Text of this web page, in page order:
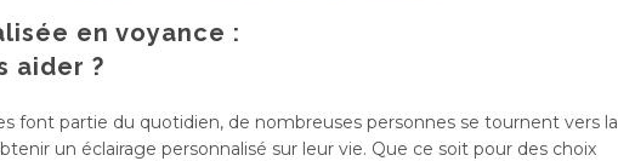
en voyance :
aider ?
font partie du quotidien, de nombreuses personnes se tournent vers la
un éclairage personnalisé sur leur vie. Que ce soit pour des choix